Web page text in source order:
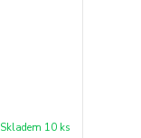
Skladem 10 ks